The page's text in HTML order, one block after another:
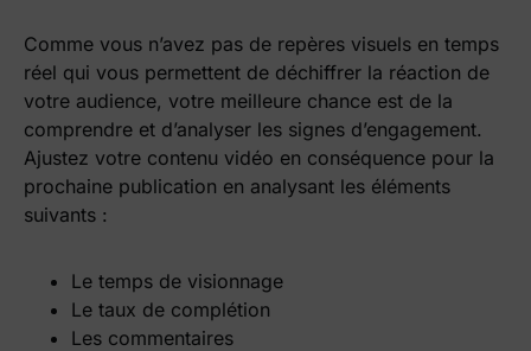
Comme vous n’avez pas de repères visuels en temps
réel qui vous permettent de déchiffrer la réaction de
votre audience, votre meilleure chance est de la
comprendre et d’analyser les signes d’engagement.
Ajustez votre contenu vidéo en conséquence pour la
prochaine publication en analysant les éléments
suivants :
Le temps de visionnage
Le taux de complétion
Les commentaires